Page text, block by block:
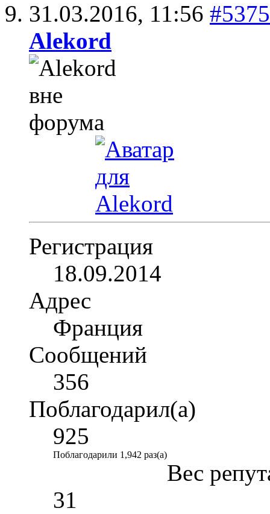
31.03.2016, 11:56 #5375
Alekord
Регистрация
18.09.2014
Адрес
Франция
Сообщений
356
Поблагодарил(а)
925
Поблагодарили 1,942 раз(а)
Вес
31